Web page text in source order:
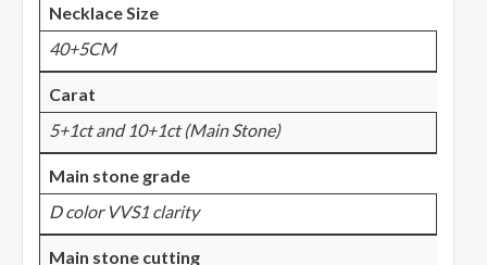
Necklace Size
40+5CM
Carat
5+1ct and 10+1ct (Main Stone)
Main stone grade
D color VVS1 clarity
Main stone cutting